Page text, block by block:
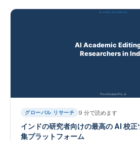
グローバル リサーチ 9 分で読めます
インドの研究者向けの最高の AI 校
集プラットフォーム